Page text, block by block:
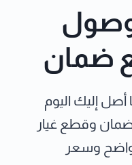
وصول
ضمان
إليك اليوم
ضمان وقطع غيار
واضح وسعر